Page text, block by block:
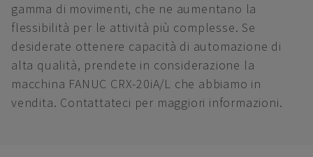
gamma di movimenti, che ne aumentano la
flessibilità per le attività più complesse. Se
desiderate ottenere capacità di automazione di
alta qualità, prendete in considerazione la
macchina FANUC CRX-20iA/L che abbiamo in
vendita. Contattateci per maggiori informazioni.